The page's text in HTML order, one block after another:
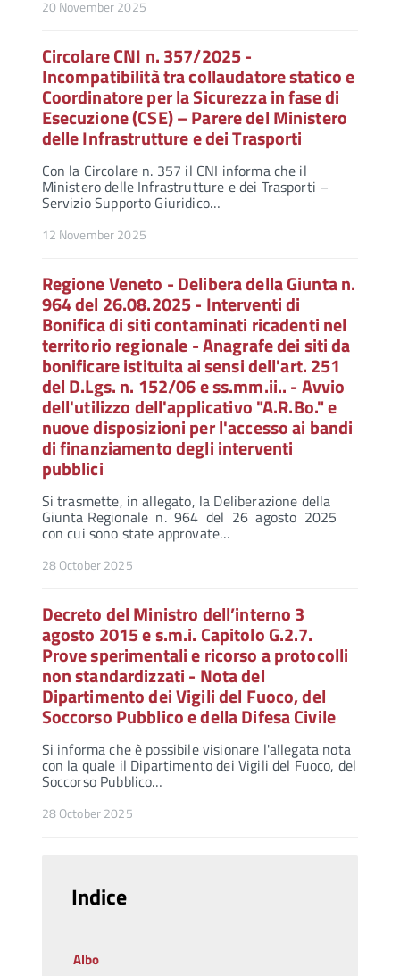
20 November 2025
Circolare CNI n. 357/2025 -
Incompatibilità tra collaudatore statico e
Coordinatore per la Sicurezza in fase di
Esecuzione (CSE) – Parere del Ministero
delle Infrastrutture e dei Trasporti
Con la Circolare n. 357 il CNI informa che il
Ministero delle Infrastrutture e dei Trasporti –
Servizio Supporto Giuridico…
12 November 2025
Regione Veneto - Delibera della Giunta n.
964 del 26.08.2025 - Interventi di
Bonifica di siti contaminati ricadenti nel
territorio regionale - Anagrafe dei siti da
bonificare istituita ai sensi dell'art. 251
del D.Lgs. n. 152/06 e ss.mm.ii.. - Avvio
dell'utilizzo dell'applicativo "A.R.Bo." e
nuove disposizioni per l'accesso ai bandi
di finanziamento degli interventi
pubblici
Si trasmette, in allegato, la Deliberazione della
Giunta Regionale n. 964 del 26 agosto 2025
con cui sono state approvate…
28 October 2025
Decreto del Ministro dell’interno 3
agosto 2015 e s.m.i. Capitolo G.2.7.
Prove sperimentali e ricorso a protocolli
non standardizzati - Nota del
Dipartimento dei Vigili del Fuoco, del
Soccorso Pubblico e della Difesa Civile
Si informa che è possibile visionare l'allegata nota
con la quale il Dipartimento dei Vigili del Fuoco, del
Soccorso Pubblico…
28 October 2025
Indice
Albo